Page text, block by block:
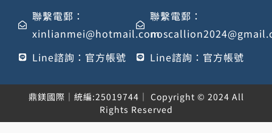
聯繫電郵：
xinlianmei@hotmail.com
Line諮詢：官方帳號
聯繫電郵：
Line諮詢：官方帳號
鼎鎂國際｜統編:25019744｜ Copyright © 2024 All
Rights Reserved